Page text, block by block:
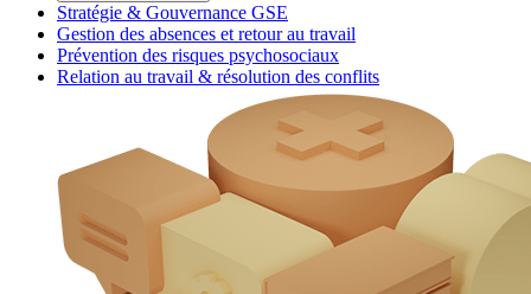
Stratégie & Gouvernance GSE
Gestion des absences et retour au travail
Prévention des risques psychosociaux
Relation au travail & résolution des conflits